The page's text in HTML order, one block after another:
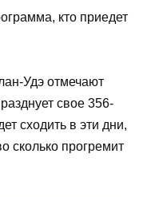
Удэ отмечают
свое 356-
сходить в эти дни,
сколько прогремит